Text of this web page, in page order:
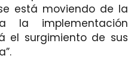
está moviendo de la
la implementación
el surgimiento de sus